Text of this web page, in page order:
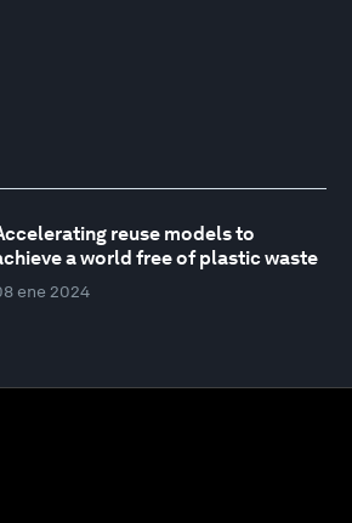
reuse models to
a world free of plastic waste
ene 2024